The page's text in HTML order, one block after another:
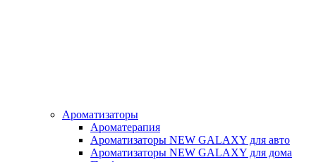
Ароматизаторы
Ароматерапия
Ароматизаторы NEW GALAXY для авто
Ароматизаторы NEW GALAXY для дома